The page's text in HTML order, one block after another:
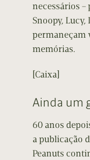
necessários –
Snoopy,
permaneçam
memórias.
[Caixa]
Ainda um
60 anos
a publicação
Peanuts